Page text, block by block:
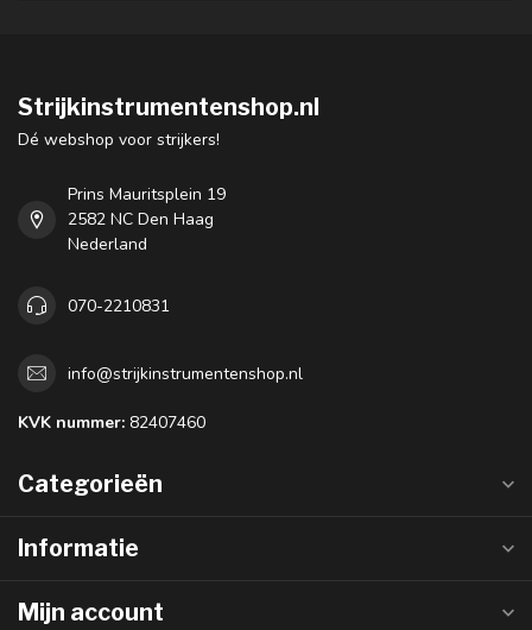
Strijkinstrumentenshop.nl
Dé webshop voor strijkers!
Prins Mauritsplein 19
2582 NC Den Haag
Nederland
070-2210831
info@strijkinstrumentenshop.nl
KVK nummer: 82407460
Categorieën
Informatie
Mijn account